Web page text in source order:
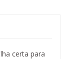
certa para